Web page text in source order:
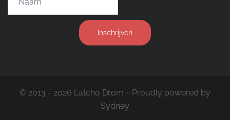
Inschrijven
© 2013 - 2026 Latcho Drom ~ Proudly powered by
Sydney